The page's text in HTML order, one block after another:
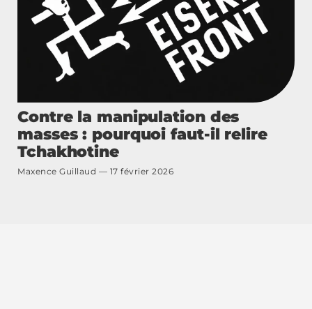
Contre la manipulation des
masses : pourquoi faut-il relire
Tchakhotine
Maxence Guillaud 17 février 2026